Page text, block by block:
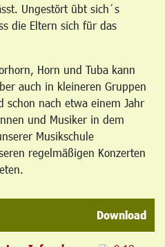
Ungestört übt sich´s
die Eltern sich für das
Horn und Tuba kann
auch in kleineren Gruppen
schon nach etwa einem Jahr
und Musiker in dem
Musikschule
regelmäßigen Konzerten
Download